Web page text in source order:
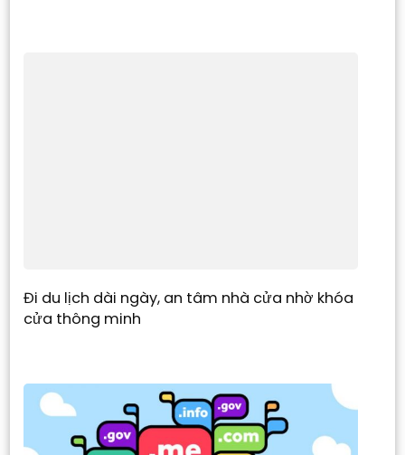
Đi du lịch dài ngày, an tâm nhà cửa nhờ khóa
cửa thông minh